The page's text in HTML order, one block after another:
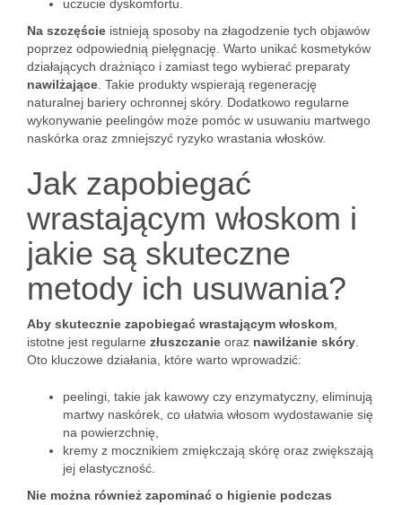
uczucie dyskomfortu.
Na szczęście istnieją sposoby na złagodzenie tych objawów
poprzez odpowiednią pielęgnację. Warto unikać kosmetyków
działających drażniąco i zamiast tego wybierać preparaty
nawilżające . Takie produkty wspierają regenerację
naturalnej bariery ochronnej skóry. Dodatkowo regularne
wykonywanie peelingów może pomóc w usuwaniu martwego
naskórka oraz zmniejszyć ryzyko wrastania włosków.
Jak zapobiegać
wrastającym włoskom i
jakie są skuteczne
metody ich usuwania?
Aby skutecznie zapobiegać wrastającym włoskom
istotne jest regularne złuszczanie oraz nawilżanie skóry
Oto kluczowe działania, które warto wprowadzić:
peelingi, takie jak kawowy czy enzymatyczny, eliminują
martwy naskórek, co ułatwia włosom wydostawanie się
na powierzchnię,
kremy z mocznikiem zmiękczają skórę oraz zwiększają
jej elastyczność.
Nie można również zapominać o higienie podczas